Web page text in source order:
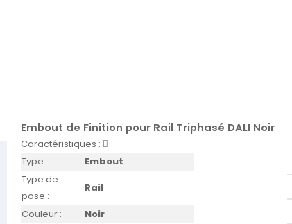
Embout de Finition pour Rail Triphasé DALI Noir
Caractéristiques :
Type :
Embout
Type de
pose :
Rail
Couleur :
Noir